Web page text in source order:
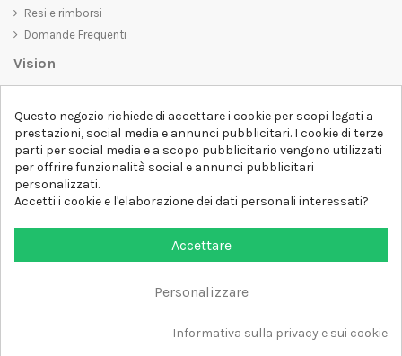
Resi e rimborsi
Domande Frequenti
Vision
belli da vedere, ma che trasmettano anche un messaggio importante.
Che siate alla ricerca di una t-shirt unica e di tendenza, di una felpa
comoda e accogliente o di un accessorio esclusivo,D-SHIRTha
qualcosa per tutti.
Follow us
Questo negozio richiede di accettare i cookie per scopi legati a
prestazioni, social media e annunci pubblicitari. I cookie di terze
parti per social media e a scopo pubblicitario vengono utilizzati
per offrire funzionalità social e annunci pubblicitari
personalizzati.
Accetti i cookie e l'elaborazione dei dati personali interessati?
Accettare
Personalizzare
Informativa sulla privacy e sui cookie